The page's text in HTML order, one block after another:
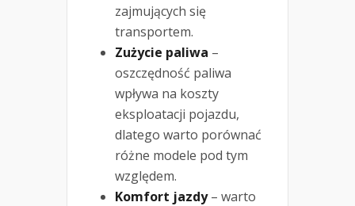
zajmujących się
transportem.
Zużycie paliwa –
oszczędność paliwa
wpływa na koszty
eksploatacji pojazdu,
dlatego warto porównać
różne modele pod tym
względem.
Komfort jazdy– warto